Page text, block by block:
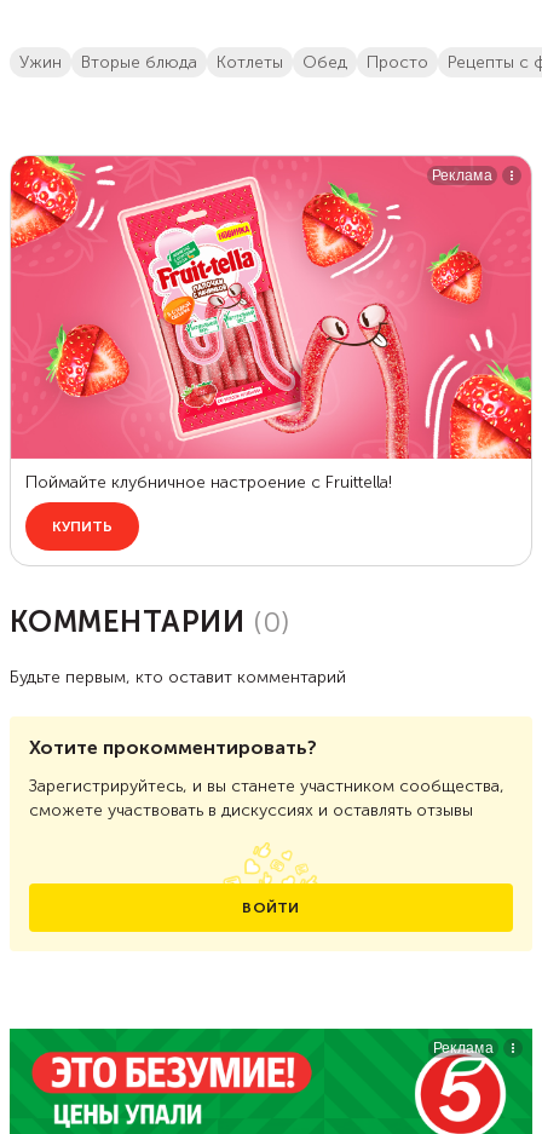
ужин вторые блюда котлеты обед просто рецепты
КОММЕНТАРИИ (0)
Будьте первым, кто оставит комментарий
Хотите прокомментировать?
Зарегистрируйтесь, и вы станете участником сообщества,
сможете участвовать в дискуссиях и оставлять отзывы
ВОЙТИ